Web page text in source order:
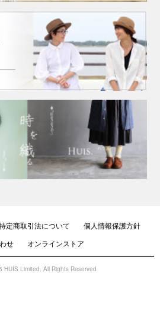
定商取引法について
個人情報保護方針
せ
オンラインストア
HUIS Limited. All Rights Reserved